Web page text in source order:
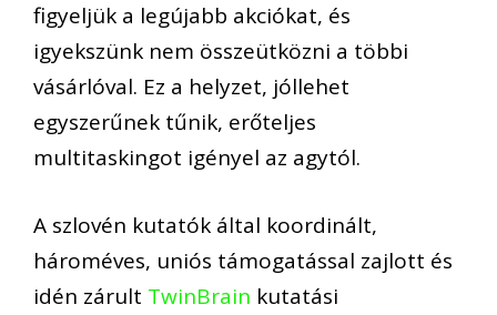
figyeljük a legújabb akciókat, és
igyekszünk nem összeütközni a többi
vásárlóval. Ez a helyzet, jóllehet
egyszerűnek tűnik, erőteljes
multitaskingot igényel az agytól.
A szlovén kutatók által koordinált,
hároméves, uniós támogatással zajlott és
idén zárult TwinBrain kutatási